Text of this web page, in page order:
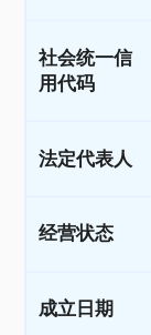
社会统一信
用代码
法定代表人
经营状态
成立日期